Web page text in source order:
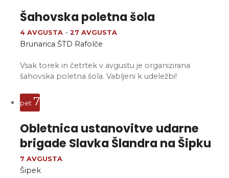
Šahovska poletna šola
4 AVGUSTA -27 AVGUSTA
Brunarica ŠTD Rafolče
Vsak torek in četrtek v avgustu je organizirana
šahovska poletna šola. Vabljeni k udeležbi!
pet 7
Obletnica ustanovitve udarne
brigade Slavka Šlandra na Šipku
7 AVGUSTA
Šipek